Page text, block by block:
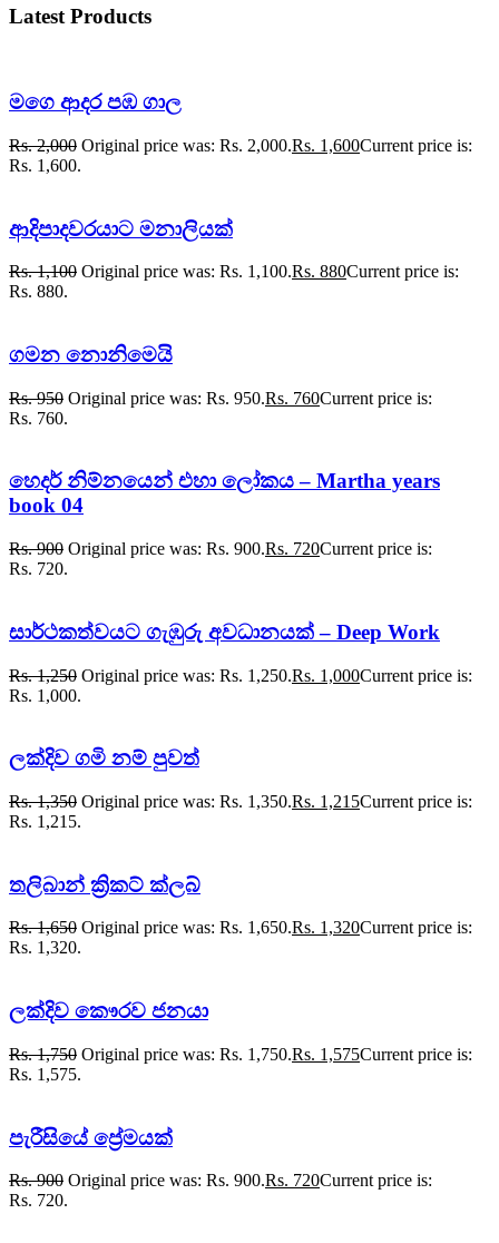
Latest Products
මගෙ ආදර පඹ ගාල
Rs.2,000 Original price was: Rs. 2,000.Rs. 1,600Current price is:
Rs. 1,600.
ආදිපාදවරයාට මනාලියක්
Rs.1,100 Original price was: Rs. 1,100.Rs. 880Current price is:
Rs. 880.
ගමන නොනිමෙයි
Rs.950 Original price was: Rs. 950.Rs. 760Current price is:
Rs. 760.
හෙදර් නිම්නයෙන් එහා ලෝකය – Martha years
book 04
Rs.900 Original price was: Rs. 900.Rs. 720Current price is:
Rs. 720.
සාර්ථකත්වයට ගැඹුරු අවධානයක් – Deep Work
Rs.1,250 Original price was: Rs. 1,250.Rs. 1,000Current price is:
Rs. 1,000.
ලක්දිව ගමි නම් පුවත්
Rs.1,350 Original price was: Rs. 1,350.Rs. 1,215Current price is:
Rs. 1,215.
තලිබාන් ක්‍රිකට් ක්ලබ්
Rs.1,650 Original price was: Rs. 1,650.Rs. 1,320Current price is:
Rs. 1,320.
ලක්දිව කෞරව ජනයා
Rs.1,750 Original price was: Rs. 1,750.Rs. 1,575Current price is:
Rs. 1,575.
පැරීසියේ ප්‍රේමයක්
Rs.900 Original price was: Rs. 900.Rs. 720Current price is:
Rs. 720.